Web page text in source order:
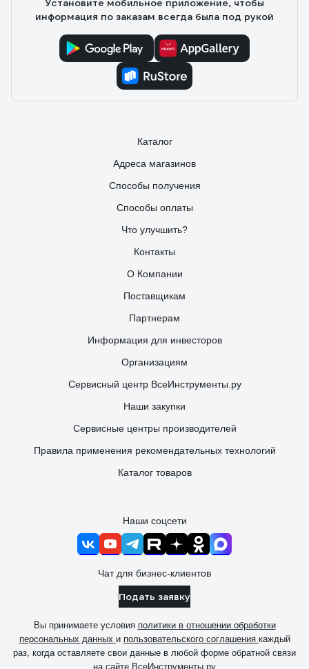
Установите мобильное приложение, чтобы
информация по заказам всегда была под рукой
Каталог
Адреса магазинов
Способы получения
Способы оплаты
Что улучшить?
Контакты
О Компании
Поставщикам
Партнерам
Информация для инвесторов
Организациям
Сервисный центр ВсеИнструменты.ру
Наши закупки
Сервисные центры производителей
Правила применения рекомендательных технологий
Каталог товаров
Наши соцсети
Чат для бизнес-клиентов
Подать заявку
Вы принимаете условия политики в отношении обработки
персональных данных и пользовательского соглашения каждый
раз, когда оставляете свои данные в любой форме обратной связи
на сайте ВсеИнструменты.ру